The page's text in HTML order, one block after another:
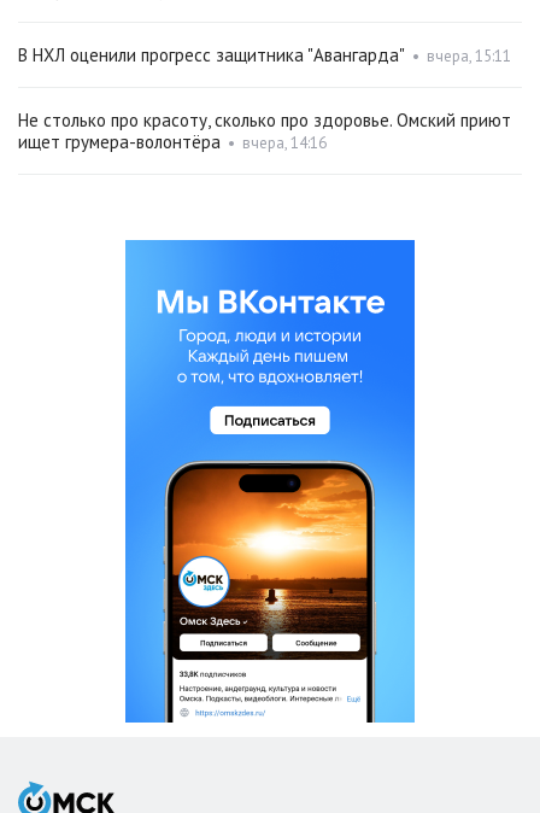
В НХЛ оценили прогресс защитника "Авангарда" • вчера, 15:11
Не столько про красоту, сколько про здоровье. Омский приют
ищет грумера-волонтёра • вчера, 14:16